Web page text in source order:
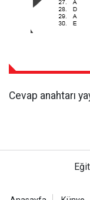
Cevap anahtarı